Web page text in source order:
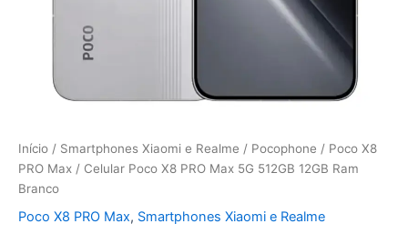
Início / Smartphones Xiaomi e Realme / Pocophone / Poco X8
PRO Max / Celular Poco X8 PRO Max 5G 512GB 12GB Ram
Branco
Poco X8 PRO Max, Smartphones Xiaomi e Realme